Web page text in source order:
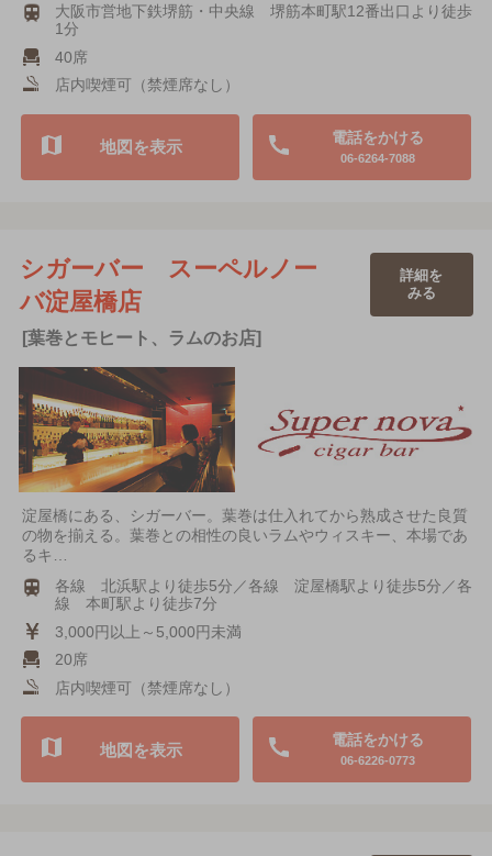
大阪市営地下鉄堺筋・中央線 堺筋本町駅12番出口より徒歩
1分
40席
店内喫煙可（禁煙席なし）
電話をかける
06-6264-7088
地図を表示
シガーバー スーペルノー
バ淀屋橋店
[葉巻とモヒート、ラムのお店]
詳細を
みる
淀屋橋にある、シガーバー。葉巻は仕入れてから熟成させた良質
の物を揃える。葉巻との相性の良いラムやウィスキー、本場であ
るキ…
各線 北浜駅より徒歩5分／各線 淀屋橋駅より徒歩5分／各
線 本町駅より徒歩7分
3,000円以上～5,000円未満
20席
店内喫煙可（禁煙席なし）
電話をかける
06-6226-0773
地図を表示